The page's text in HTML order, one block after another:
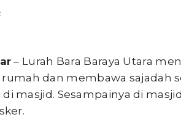
– Lurah Bara Baraya Utara
dan membawa sajadah
masjid. Sesampainya di